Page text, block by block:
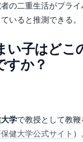
の二重生活がプラ
いると推測できる。
い子はどこ
すか？
学で教授として教
健大学公式サイト ）